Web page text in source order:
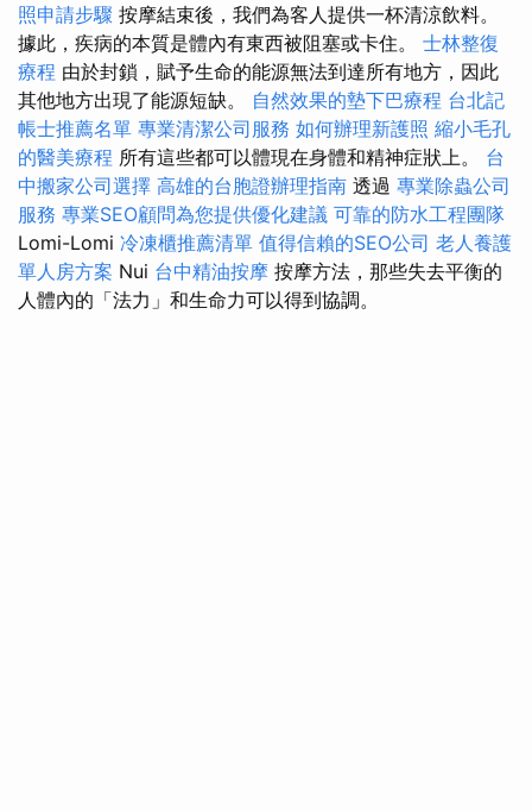
照申請步驟 按摩結束後，我們為客人提供一杯清涼飲料。
據此，疾病的本質是體內有東西被阻塞或卡住。 士林整復
療程 由於封鎖，賦予生命的能源無法到達所有地方，因此
其他地方出現了能源短缺。 自然效果的墊下巴療程 台北記
帳士推薦名單 專業清潔公司服務 如何辦理新護照 縮小毛孔
的醫美療程 所有這些都可以體現在身體和精神症狀上。 台
中搬家公司選擇 高雄的台胞證辦理指南 透過 專業除蟲公司
服務 專業SEO顧問為您提供優化建議 可靠的防水工程團隊
Lomi-Lomi 冷凍櫃推薦清單 值得信賴的SEO公司 老人養護
單人房方案 Nui 台中精油按摩 按摩方法，那些失去平衡的
人體內的「法力」和生命力可以得到協調。